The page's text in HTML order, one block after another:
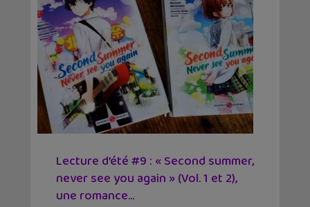
Lecture d’été #9 : « Second summer,
never see you again » (Vol. 1 et 2),
une romance...